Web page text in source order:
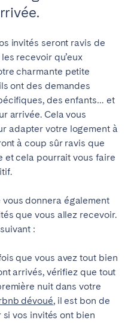
invités seront ravis de
recevoir qu’eux
charmante petite
ont des demandes
des enfants… et
arrivée. Cela vous
adapter votre logement à
à coup sûr ravis que
et cela pourrait vous faire
donnera également
que vous allez recevoir.
:
que vous avez tout bien
arrivés, vérifiez que tout
nuit dans votre
dévoué, il est bon de
vos invités ont bien